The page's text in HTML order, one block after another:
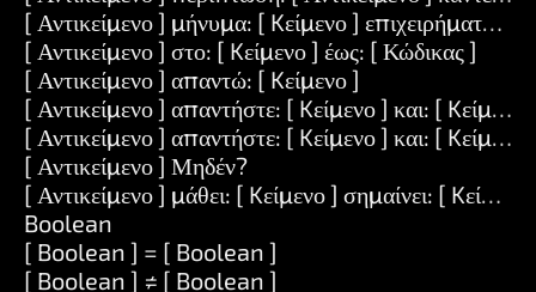
[ Αντικείμενο ] μήνυμα: [ Kείμενο ] επιχειρήματα: [
[ Αντικείμενο ] στο: [ Kείμενο ] έως: [ Κώδικας ]
[ Αντικείμενο ] απαντώ: [ Kείμενο ]
[ Αντικείμενο ] απαντήστε: [ Kείμενο ] και: [ Kείμενο ]
[ Αντικείμενο ] απαντήστε: [ Kείμενο ] και: [ Kείμενο
[ Αντικείμενο ] Μηδέν?
[ Αντικείμενο ] μάθει: [ Kείμενο ] σημαίνει: [ Kείμενο
Boolean
[ Boolean ] = [ Boolean ]
[ Boolean ] ≠ [ Boolean ]